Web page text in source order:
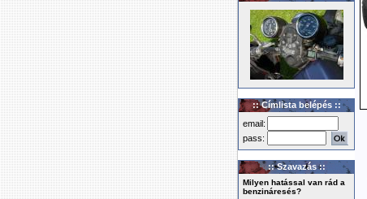
:: Címlista belépés ::
email:
pass:
:: Szavazás ::
Milyen hatással van rád a
benzináresés?